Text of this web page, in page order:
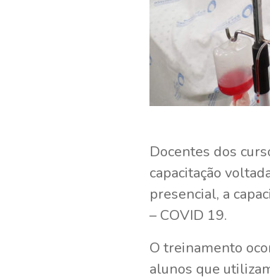
Docentes dos
capacitação
presencial, a
– COVID 19.
O treinamento
alunos que